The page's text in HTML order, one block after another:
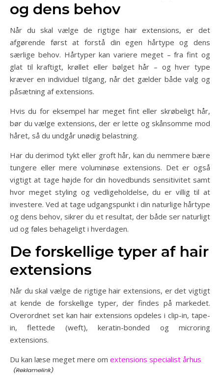
og dens behov
Når du skal vælge de rigtige hair extensions, er det
afgørende først at forstå din egen hårtype og dens
særlige behov. Hårtyper kan variere meget – fra fint og
glat til kraftigt, krøllet eller bølget hår – og hver type
kræver en individuel tilgang, når det gælder både valg og
påsætning af extensions.
Hvis du for eksempel har meget fint eller skrøbeligt hår,
bør du vælge extensions, der er lette og skånsomme mod
håret, så du undgår unødig belastning.
Har du derimod tykt eller groft hår, kan du nemmere bære
tungere eller mere voluminøse extensions. Det er også
vigtigt at tage højde for din hovedbunds sensitivitet samt
hvor meget styling og vedligeholdelse, du er villig til at
investere. Ved at tage udgangspunkt i din naturlige hårtype
og dens behov, sikrer du et resultat, der både ser naturligt
ud og føles behageligt i hverdagen.
De forskellige typer af hair
extensions
Når du skal vælge de rigtige hair extensions, er det vigtigt
at kende de forskellige typer, der findes på markedet.
Overordnet set kan hair extensions opdeles i clip-in, tape-
in, flettede (weft), keratin-bonded og microring
extensions.
Du kan læse meget mere om extensions specialist århus